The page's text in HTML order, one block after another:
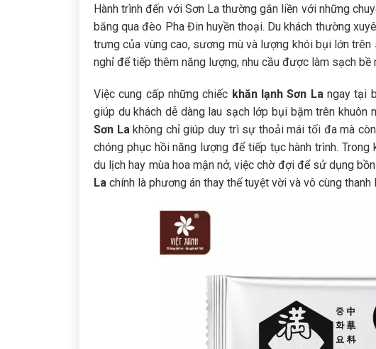
Hành trình đến với Sơn La thường gắn liền với những
băng qua đèo Pha Đin huyền thoại. Du khách thường
trưng của vùng cao, sương mù và lượng khói bụi lớn
nghỉ để tiếp thêm năng lượng, nhu cầu được làm sạch
Việc cung cấp những chiếc khăn lạnh Sơn Langay tại
giúp du khách dễ dàng lau sạch lớp bụi bặm trên khuôn
Sơn Lakhông chỉ giúp duy trì sự thoải mái tối đa mà
chóng phục hồi năng lượng để tiếp tục hành trình.
du lịch hay mùa hoa mận nở, việc chờ đợi để sử dụng
La chính là phương án thay thế tuyệt vời và vô cùng thanh